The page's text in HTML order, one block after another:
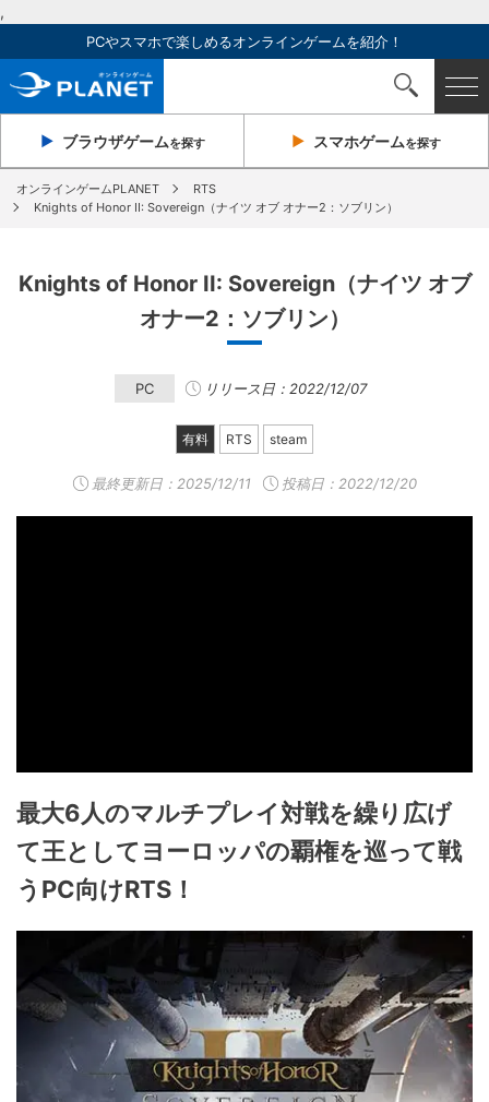
,
PCやスマホで楽しめるオンラインゲームを紹介！
ブラウザゲームを探す スマホゲームを探す
オンラインゲームPLANET
RTS
Knights of Honor II: Sovereign（ナイツ オブ オナー2：ソブリン）
Knights of Honor II: Sovereign（ナイツ オブ
オナー2：ソブリン）
PC リリース日：2022/12/07
有料 RTS steam
最終更新日： 2025/12/11 投稿日：2022/12/20
最大6人のマルチプレイ対戦を繰り広げ
て王としてヨーロッパの覇権を巡って戦
うPC向けRTS！